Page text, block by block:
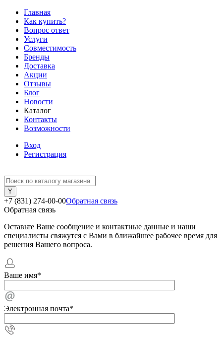
Главная
Как купить?
Вопрос ответ
Услуги
Совместимость
Бренды
Доставка
Акции
Отзывы
Блог
Новости
Каталог
Контакты
Возможности
Вход
Регистрация
+7 (831) 274-00-00Обратная связь
Обратная связь
Оставьте Ваше сообщение и контактные данные и наши
специалисты свяжутся с Вами в ближайшее рабочее время для
решения Вашего вопроса.
Ваше имя*
Электронная почта*